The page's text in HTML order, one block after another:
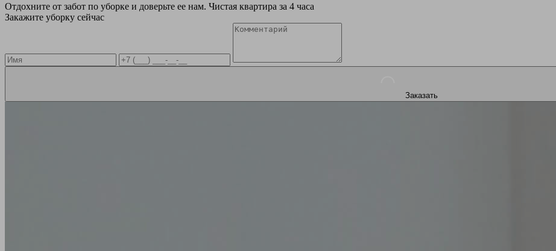
Отдохните от забот по уборке и доверьте ее нам. Чистая квартира за 4 часа
Закажите уборку сейчас
Заказать